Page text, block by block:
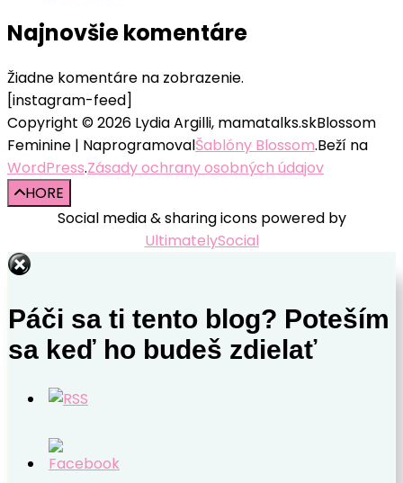
Najnovšie komentáre
Žiadne komentáre na zobrazenie.
[instagram-feed]
Copyright © 2026 Lydia Argilli, mamatalks.skBlossom
Feminine | NaprogramovalŠablóny Blossom.Beží na
WordPress.Zásady ochrany osobných údajov
HORE
Social media & sharing icons powered by
UltimatelySocial
Páči sa ti tento blog? Poteším
sa keď ho budeš zdielať